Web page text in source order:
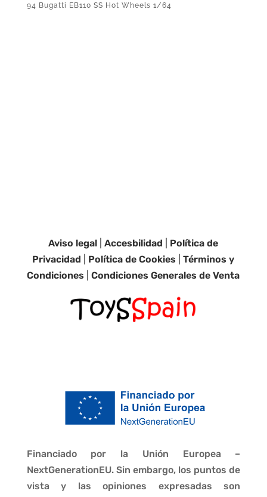
94 Bugatti EB110 SS Hot Wheels 1/64
Aviso legal |Accesbilidad
Política de
Privacidad
Política de Cookies |Términos y
Condiciones |Condiciones Generales de Venta
Financiado por la Unión Europea –
NextGenerationEU. Sin embargo, los puntos de
vista y las opiniones expresadas son